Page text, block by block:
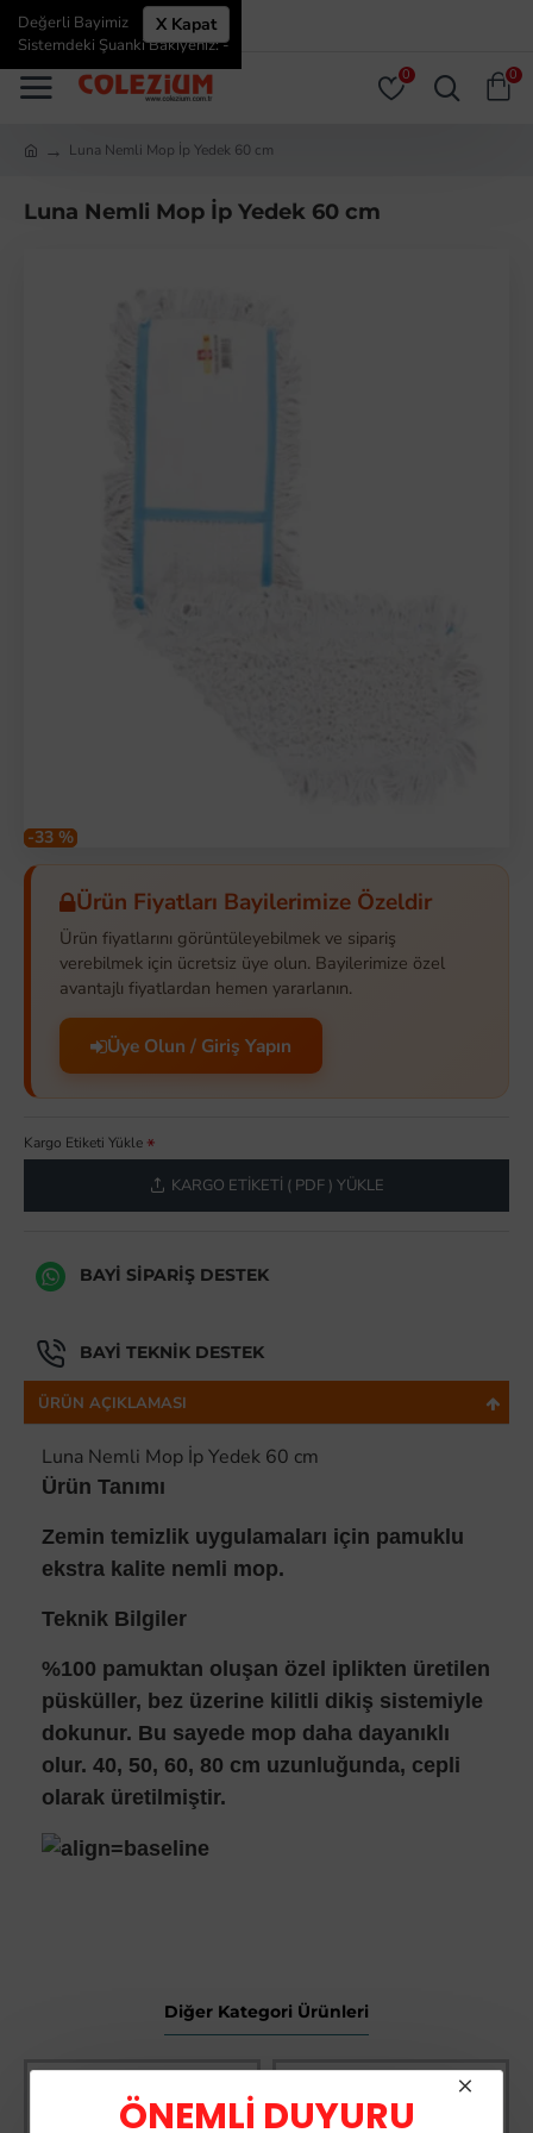
ÖNEMLİ DUYURU
ÜYE GIRIŞI ÜYE OL
0 0
X Kapat
Değerli Bayimiz
Sistemdeki Şuanki Bakiyeniz: -
Luna Nemli Mop İp Yedek 60 cm
Luna Nemli Mop İp Yedek 60 cm
-33 %
Ürün Fiyatları Bayilerimize Özeldir
Ürün fiyatlarını görüntüleyebilmek ve sipariş
verebilmek için ücretsiz üye olun. Bayilerimize özel
avantajlı fiyatlardan hemen yararlanın.
Üye Olun / Giriş Yapın
Kargo Etiketi Yükle
KARGO ETIKETI ( PDF ) YÜKLE
BAYI SIPARIŞ DESTEK
BAYI TEKNIK DESTEK
ÜRÜN AÇIKLAMASI
Luna Nemli Mop İp Yedek 60 cm
Ürün Tanımı
Zemin temizlik uygulamaları için pamuklu
ekstra kalite nemli mop.
Teknik Bilgiler
%100 pamuktan oluşan özel iplikten üretilen
püsküller, bez üzerine kilitli dikiş sistemiyle
dokunur. Bu sayede mop daha dayanıklı
olur. 40, 50, 60, 80 cm uzunluğunda, cepli
olarak üretilmiştir.
Diğer Kategori Ürünleri